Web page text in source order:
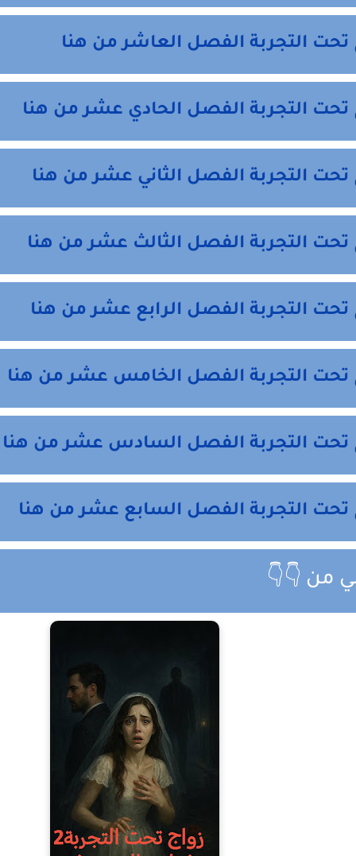
تحت التجربة الفصل العاشر من هنا
تحت التجربة الفصل الحادي عشر من هنا
تحت التجربة الفصل الثاني عشر من هنا
تحت التجربة الفصل الثالث عشر من هنا
تحت التجربة الفصل الرابع عشر من هنا
تحت التجربة الفصل الخامس عشر من هنا
تحت التجربة الفصل السادس عشر من هنا
تحت التجربة الفصل السابع عشر من هنا
من 👇👇